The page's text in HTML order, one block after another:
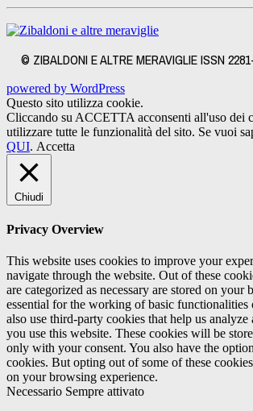
© ZIBALDONI E ALTRE MERAVIGLIE ISSN
powered by WordPress
Questo sito utilizza cookie.
Cliccando su ACCETTA acconsenti all'uso dei
utilizzare tutte le funzionalità del sito. Se vuoi
QUI. Accetta
Chiudi
Privacy Overview
This website uses cookies to improve your
navigate through the website. Out of these
are categorized as necessary are stored on your
essential for the working of basic functionalities
also use third-party cookies that help us
you use this website. These cookies will be
only with your consent. You also have the
cookies. But opting out of some of these
on your browsing experience.
Necessario Sempre attivato